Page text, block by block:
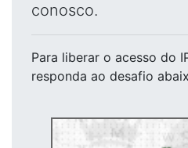
conosco.
Para liberar o acesso do
responda ao desafio